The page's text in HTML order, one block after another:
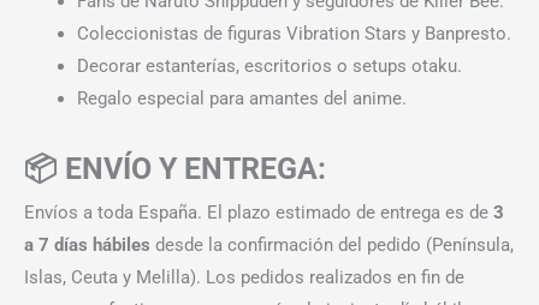
Coleccionistas de figuras Vibration Stars y Banpresto.
Decorar estanterías, escritorios o setups otaku.
Regalo especial para amantes del anime.
📦 ENVÍO Y ENTREGA:
Envíos a toda España. El plazo estimado de entrega es de 3
a 7 días hábiles desde la confirmación del pedido (Península,
Islas, Ceuta y Melilla). Los pedidos realizados en fin de